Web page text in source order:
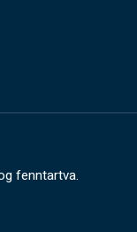
fenntartva.